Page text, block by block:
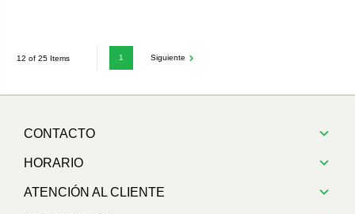
12 of 25 Items 1 Siguiente
CONTACTO
HORARIO
ATENCIÓN AL CLIENTE